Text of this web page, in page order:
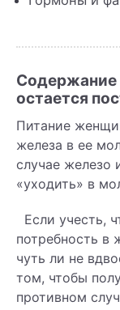
Содержание
остается
Питание
железа в ее
случае железо
«уходить» в
Если учесть,
потребность в
чуть ли не
том, чтобы
противном